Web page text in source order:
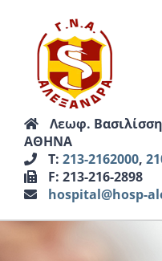
περιεχόμενο
Λεωφ.
ΑΘΗΝΑ
Τ: 213-2162000,
F: 213-216-2898
hospital@hosp-